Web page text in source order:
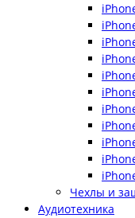
Чехлы и
Аудиотехника